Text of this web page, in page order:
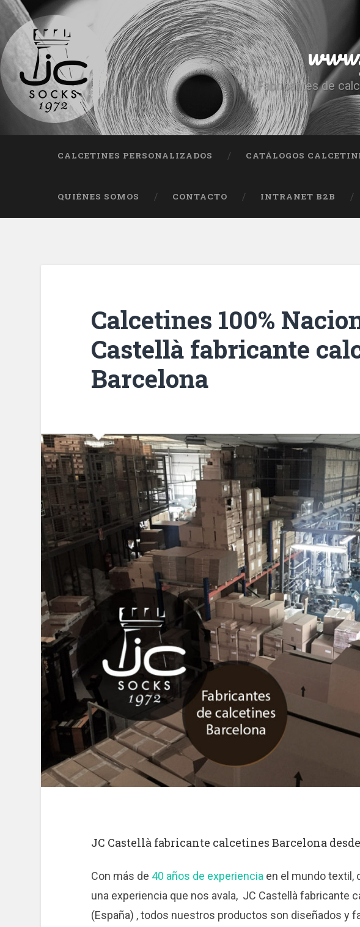
Fabricantes de
CALCETINES PERSONALIZADOS CATÁLOGOS
QUIÉNES SOMOS CONTACTO INTRANET B2B
Calcetines 100%
Castellà fabricante
Barcelona
JC Castellà fabricante calcetines Barcelona desde
Con más de 40 años de experiencia en el mundo textil,
una experiencia que nos avala, JC Castellà fabricante
(España) , todos nuestros productos son diseñados y